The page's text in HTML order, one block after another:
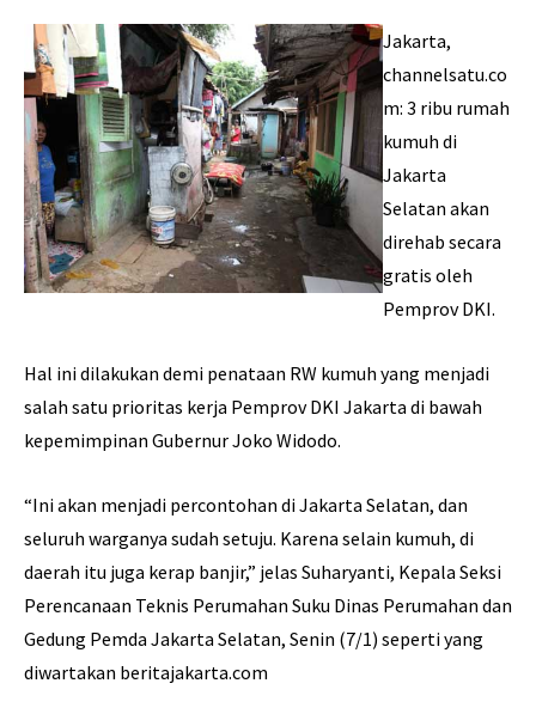
Jakarta,
channelsatu.co
m: 3 ribu rumah
kumuh di
Jakarta
Selatan akan
direhab secara
gratis oleh
Pemprov DKI.
Hal ini dilakukan demi penataan RW kumuh yang menjadi
salah satu prioritas kerja Pemprov DKI Jakarta di bawah
kepemimpinan Gubernur Joko Widodo.
“Ini akan menjadi percontohan di Jakarta Selatan, dan
seluruh warganya sudah setuju. Karena selain kumuh, di
daerah itu juga kerap banjir,” jelas Suharyanti, Kepala Seksi
Perencanaan Teknis Perumahan Suku Dinas Perumahan dan
Gedung Pemda Jakarta Selatan, Senin (7/1) seperti yang
diwartakan beritajakarta.com